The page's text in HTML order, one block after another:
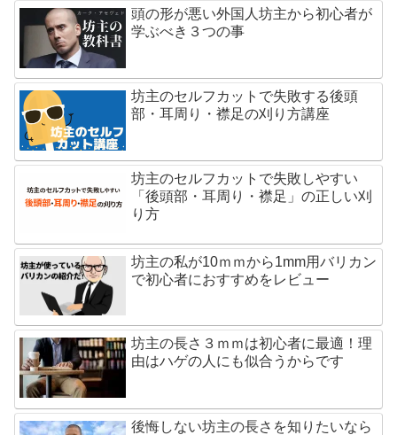
頭の形が悪い外国人坊主から初心者が
学ぶべき３つの事
坊主のセルフカットで失敗する後頭
部・耳周り・襟足の刈り方講座
坊主のセルフカットで失敗しやすい
「後頭部・耳周り・襟足」の正しい刈
り方
坊主の私が10ｍｍから1mm用バリカン
で初心者におすすめをレビュー
坊主の長さ３ｍｍは初心者に最適！理
由はハゲの人にも似合うからです
後悔しない坊主の長さを知りたいなら